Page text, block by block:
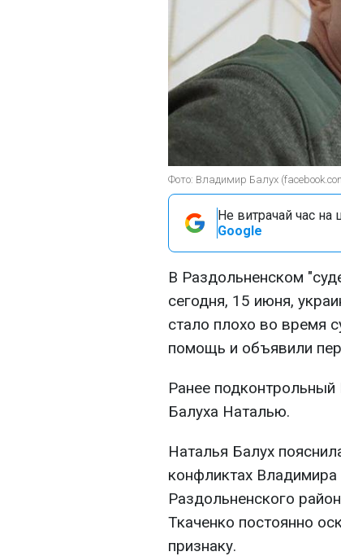
Фото: Владимир Балух
Не витрачай час на
Google
В Раздольненском
сегодня, 15 июня,
стало плохо во время
помощь и объявили
Ранее
Балуха Наталью.
Наталья Балух
конфликтах
Раздольненского
Ткаченко постоянно
признаку.